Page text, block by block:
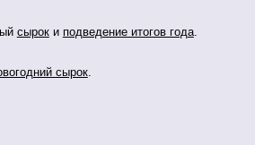
сыроки подведение итогов года.
сырок.